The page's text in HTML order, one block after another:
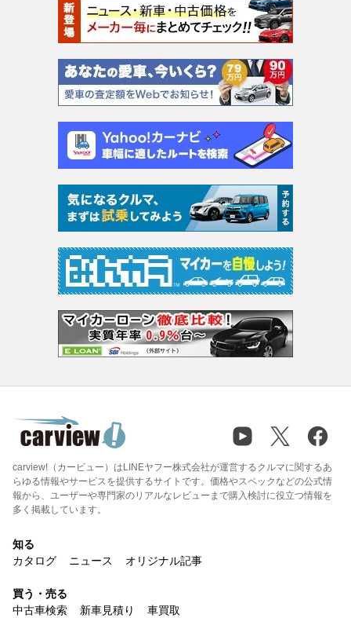
carview!（カービュー）はLINEヤフー株式会社が運営するクルマに関するあ
らゆる情報やサービスを提供するサイトです。価格やスペックなどの公式情
報から、ユーザーや専門家のリアルなレビューまで購入検討に役立つ情報を
多く掲載しています。
知る
カタログ
ニュース オリジナル記事
買う・売る
中古車検索
新車見積り 車買取